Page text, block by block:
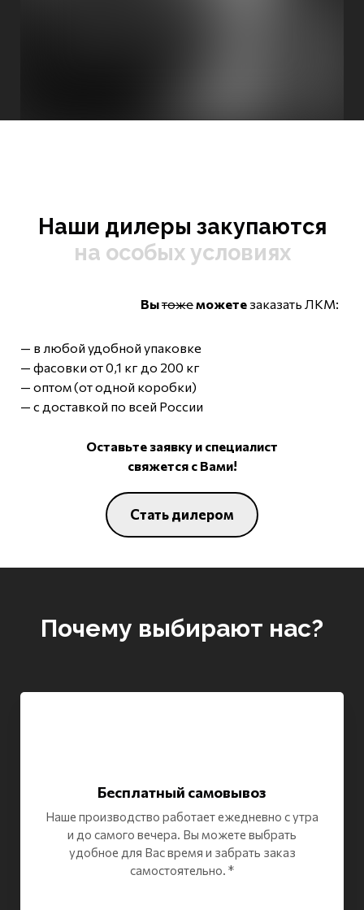
Наши дилеры закупаются
на особых условиях
Вытожеможетезаказать ЛКМ:
— в любой удобной упаковке
— фасовки от 0,1 кг до 200 кг
— оптом (от одной коробки)
— с доставкой по всей России
Оставьте заявку и специалист
свяжется с Вами!
Стать дилером
Почему выбирают нас?
Бесплатный самовывоз
Наше производство работает ежедневно с утра
и до самого вечера. Вы можете выбрать
удобное для Вас время и забрать заказ
самостоятельно. *